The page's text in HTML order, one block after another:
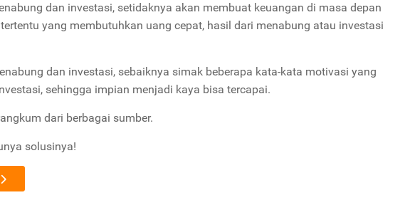
dan investasi, setidaknya akan membuat keuangan di masa depan
yang membutuhkan uang cepat, hasil dari menabung atau investasi
dan investasi, sebaiknya simak beberapa kata-kata motivasi yang
sehingga impian menjadi kaya bisa tercapai.
dari berbagai sumber.
solusinya!